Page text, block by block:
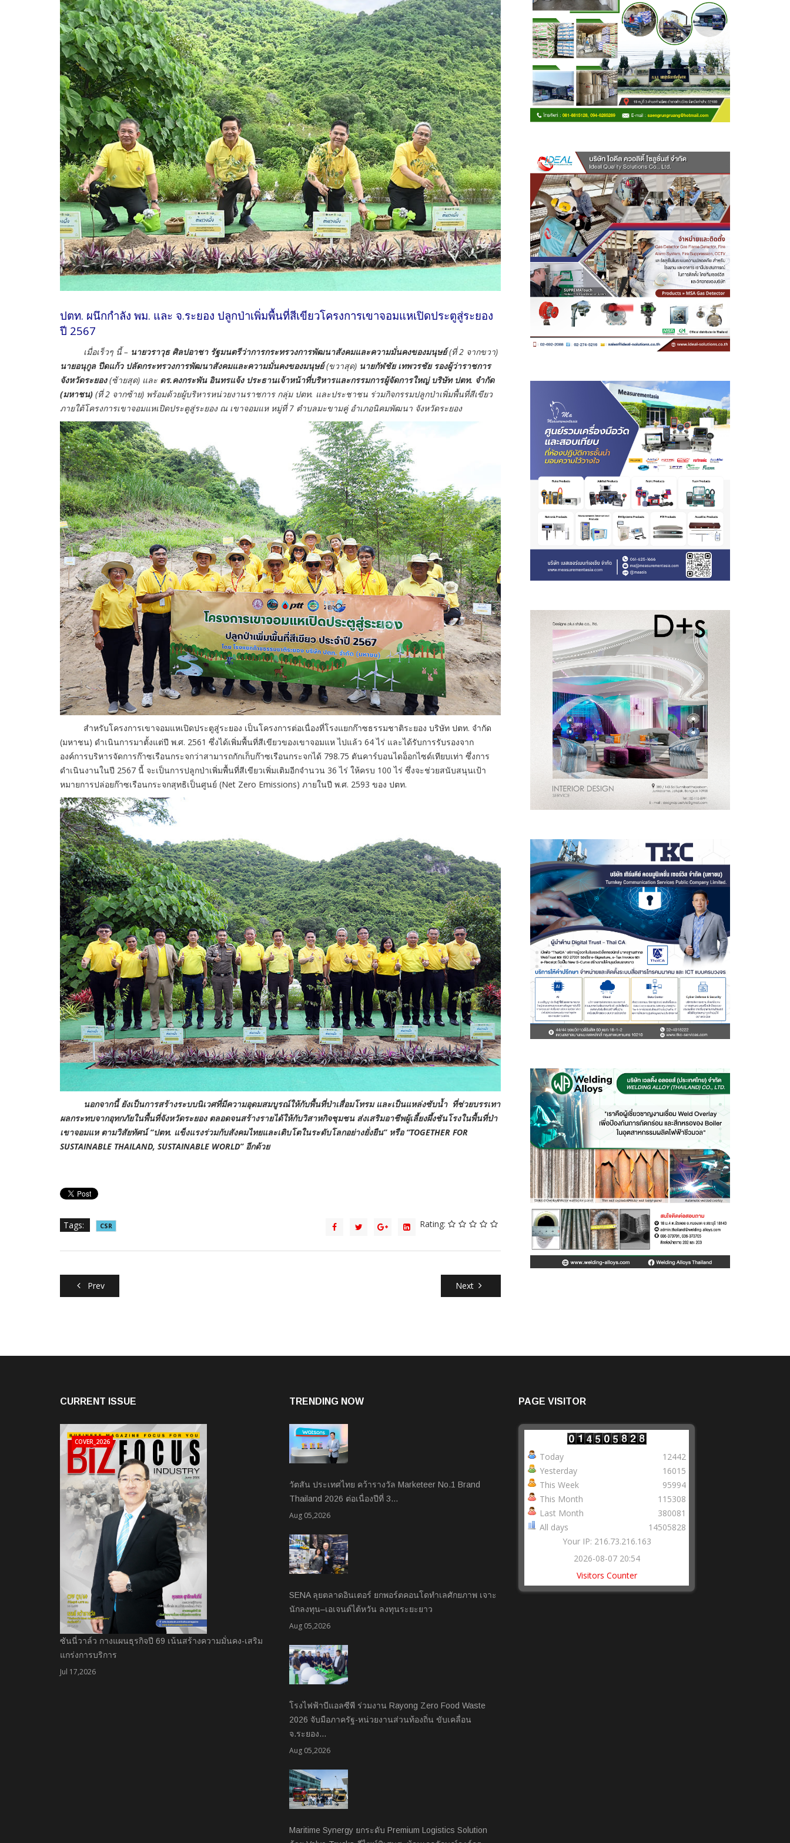
ปตท. ผนึกกำลัง พม. และ จ.ระยอง ปลูกป่าเพิ่มพื้นที่สีเขียวโครงการเขาจอมแหเปิดประตูสู่ระยอง
ปี 2567
เมื่อเร็วๆ นี้ – นายวราวุธ ศิลปอาชา รัฐมนตรีว่าการกระทรวงการพัฒนาสังคมและความมั่นคงของมนุษย์ (ที่ 2 จากขวา)
นายอนุกูล ปีดแก้ว ปลัดกระทรวงการพัฒนาสังคมและความมั่นคงของมนุษย์(ขวาสุด) นายกัฬชัย เทพวรชัย รองผู้ว่าราชการ
จังหวัดระยอง(ซ้ายสุด) และ ดร.คงกระพัน อินทรแจ้ง ประธานเจ้าหน้าที่บริหารและกรรมการผู้จัดการใหญ่ บริษัท ปตท. จำกัด
(มหาชน) (ที่ 2 จากซ้าย) พร้อมด้วยผู้บริหารหน่วยงานราชการ กลุ่ม ปตท. และประชาชน ร่วมกิจกรรมปลูกป่าเพิ่มพื้นที่สีเขียว
ภายใต้โครงการเขาจอมแหเปิดประตูสู่ระยอง ณ เขาจอมแห หมู่ที่ 7 ตำบลมะขามคู่ อำเภอนิคมพัฒนา จังหวัดระยอง
สำหรับโครงการเขาจอมแหเปิดประตูสู่ระยอง เป็นโครงการต่อเนื่องที่โรงแยกก๊าซธรรมชาติระยอง บริษัท ปตท. จำกัด
(มหาชน) ดำเนินการมาตั้งแต่ปี พ.ศ. 2561 ซึ่งได้เพิ่มพื้นที่สีเขียวของเขาจอมแห ไปแล้ว 64 ไร่ และได้รับการรับรองจาก
องค์การบริหารจัดการก๊าซเรือนกระจกว่าสามารถกักเก็บก๊าซเรือนกระจกได้ 798.75 ตันคาร์บอนไดอ็อกไซด์เทียบเท่า ซึ่งการ
ดำเนินงานในปี 2567 นี้ จะเป็นการปลูกป่าเพิ่มพื้นที่สีเขียวเพิ่มเติมอีกจำนวน 36 ไร่ ให้ครบ 100 ไร่ ซึ่งจะช่วยสนับสนุนเป้า
หมายการปล่อยก๊าซเรือนกระจกสุทธิเป็นศูนย์ (Net Zero Emissions) ภายในปี พ.ศ. 2593 ของ ปตท.
นอกจากนี้ ยังเป็นการสร้างระบบนิเวศที่มีความอุดมสมบูรณ์ให้กับพื้นที่ป่าเสื่อมโทรม และเป็นแหล่งซับน้ำ ที่ช่วยบรรเทา
ผลกระทบจากอุทกภัยในพื้นที่จังหวัดระยอง ตลอดจนสร้างรายได้ให้กับวิสาหกิจชุมชน ส่งเสริมอาชีพผู้เลี้ยงผึ้งชันโรงในพื้นที่ป่า
เขาจอมแห ตามวิสัยทัศน์ “ปตท. แข็งแรงร่วมกับสังคมไทยและเติบโตในระดับโลกอย่างยั่งยืน” หรือ “TOGETHER FOR
SUSTAINABLE THAILAND, SUSTAINABLE WORLD” อีกด้วย
Tags: CSR Rating:
Prev Next
CURRENT ISSUE
ซันนี่วาล์ว กางแผนธุรกิจปี 69 เน้นสร้างความมั่นคง-เสริม
แกร่งการบริการ
Jul 17,2026
COVER_2026
TRENDING NOW
วัตสัน ประเทศไทย คว้ารางวัล Marketeer No.1 Brand
Thailand 2026 ต่อเนื่องปีที่ 3…
Aug 05,2026
SENA ลุยตลาดอินเตอร์ ยกพอร์ตคอนโดทำเลศักยภาพ เจาะ
นักลงทุน–เอเจนต์ไต้หวัน ลงทุนระยะยาว
Aug 05,2026
โรงไฟฟ้าบีแอลซีพี ร่วมงาน Rayong Zero Food Waste
2026 จับมือภาครัฐ-หน่วยงานส่วนท้องถิ่น ขับเคลื่อน
จ.ระยอง…
Aug 05,2026
Maritime Synergy ยกระดับ Premium Logistics Solution
PAGE VISITOR
Today
Yesterday
This Week
This Month
Last Month
All days
12442
16015
95994
115308
380081
14505828
Your IP: 216.73.216.163
2026-08-07 20:54
Visitors Counter